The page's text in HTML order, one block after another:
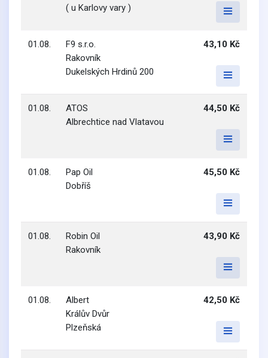
( u Karlovy vary )
01.08.
F9 s.r.o.
Rakovník
Dukelských Hrdinů 200
43,10 Kč
01.08.
ATOS
Albrechtice nad Vlatavou
44,50 Kč
01.08.
Pap Oil
Dobříš
45,50 Kč
01.08.
Robin Oil
Rakovník
43,90 Kč
01.08.
Albert
Králův Dvůr
Plzeňská
42,50 Kč